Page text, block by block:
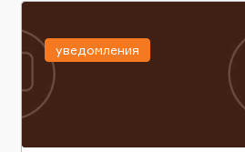
уведомления